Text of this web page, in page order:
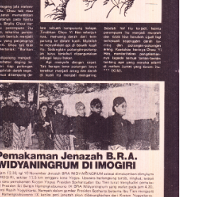
child
menu